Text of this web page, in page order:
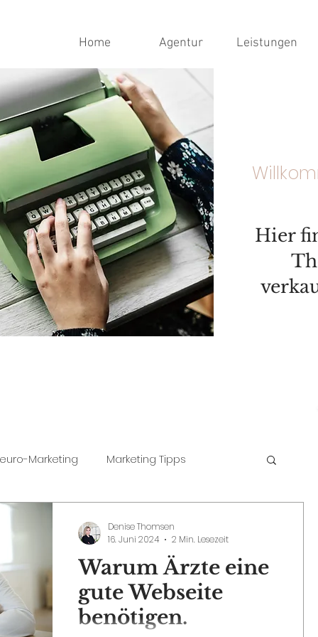
Home Agentur Leistungen
Hier
Marketing Marketing Tipps
Warum Ärzte eine
gute Webseite
benötigen.
Denise Thomsen
16. Juni 2024
2 Min. Lesezeit